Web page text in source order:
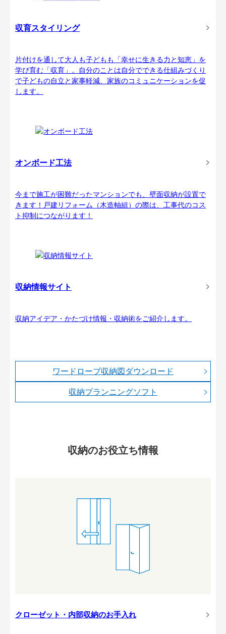
収育スタイリング
片付けを通して大人も子どもも「幸せに生きる力と知恵」を
学び育む「収育」。自分のことは自分でできる仕組みづくり
で子どもの自立と家事軽減、家族のコミュニケーションを促
します。
オンボード工法
今まで施工が困難だったマンションでも、壁面収納が設置で
きます！戸建リフォーム（木造軸組）の際は、工事代のコス
ト抑制につながります！
収納情報サイト
収納アイデア・かたづけ情報・収納術をご紹介します。
ワードローブ収納図ダウンロード
収納プランニングソフト
収納のお役立ち情報
クローゼット・内部収納のお手入れ